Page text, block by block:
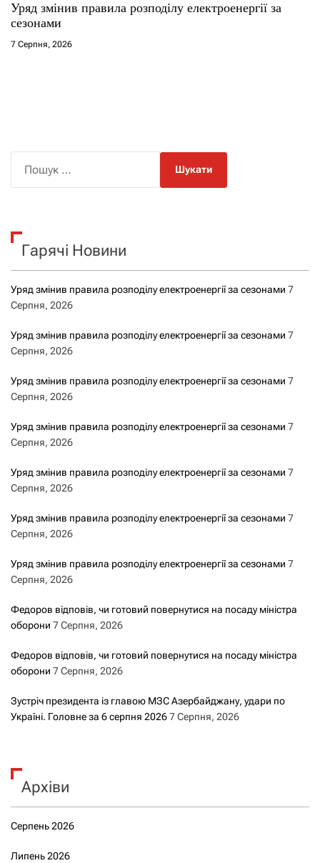
Уряд змінив правила розподілу електроенергії за
сезонами
7 Серпня, 2026
к
Гарячі Новини
Уряд змінив правила розподілу електроенергії за сезонами 7
Серпня, 2026
Уряд змінив правила розподілу електроенергії за сезонами 7
Серпня, 2026
Уряд змінив правила розподілу електроенергії за сезонами 7
Серпня, 2026
Уряд змінив правила розподілу електроенергії за сезонами 7
Серпня, 2026
Уряд змінив правила розподілу електроенергії за сезонами 7
Серпня, 2026
Уряд змінив правила розподілу електроенергії за сезонами 7
Серпня, 2026
Уряд змінив правила розподілу електроенергії за сезонами 7
Серпня, 2026
Федоров відповів, чи готовий повернутися на посаду міністра
оборони 7 Серпня, 2026
Федоров відповів, чи готовий повернутися на посаду міністра
оборони 7 Серпня, 2026
Зустріч президента із главою МЗС Азербайджану, удари по
Україні. Головне за 6 серпня 20267 Серпня, 2026
Архіви
Серпень 2026
Липень 2026